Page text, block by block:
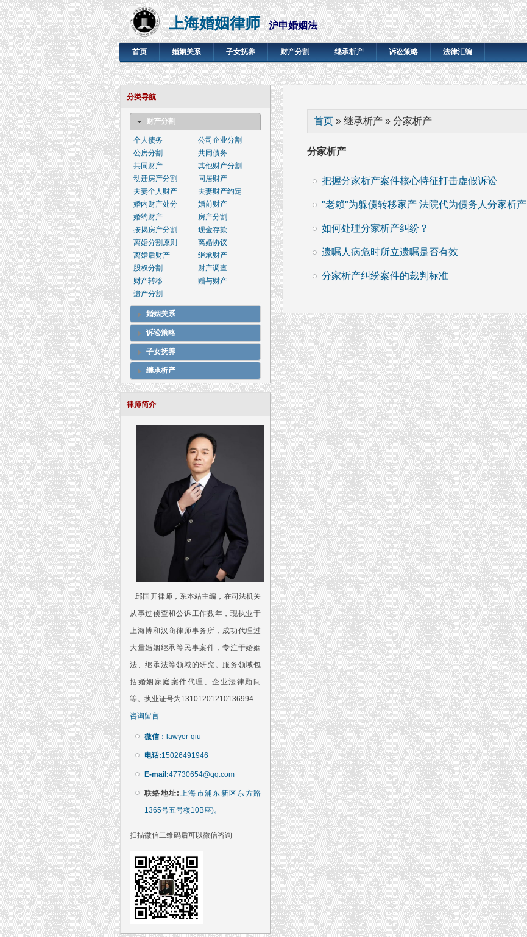
上海婚姻律师 沪申婚姻法
首页 婚姻关系 子女抚养 财产分割 继承析产 诉讼策略 法律汇编
分类导航
财产分割
个人债务
公司企业分割
公房分割
共同债务
共同财产
其他财产分割
动迁房产分割
同居财产
夫妻个人财产
夫妻财产约定
婚内财产处分
婚前财产
婚约财产
房产分割
按揭房产分割
现金存款
离婚分割原则
离婚协议
离婚后财产
继承财产
股权分割
财产调查
财产转移
赠与财产
遗产分割
婚姻关系
诉讼策略
子女抚养
继承析产
律师简介
邱国开律师，系本站主编，在司法机关
从事过侦查和公诉工作数年，现执业于
上海博和汉商律师事务所，成功代理过
大量婚姻继承等民事案件，专注于婚姻
法、继承法等领域的研究。服务领域包
括婚姻家庭案件代理、企业法律顾问
等。执业证号为13101201210136994
咨询留言
微信：lawyer-qiu
电话:15026491946
E-mail:47730654@qq.com
联络地址: 上海市浦东新区东方路
1365号五号楼10B座)。
扫描微信二维码后可以微信咨询
你在这里
首页 » 继承析产 » 分家析产
分家析产
把握分家析产案件核心特征打击虚假诉讼
"老赖"为躲债转移家产 法院代为债务人分家析产
如何处理分家析产纠纷？
遗嘱人病危时所立遗嘱是否有效
分家析产纠纷案件的裁判标准